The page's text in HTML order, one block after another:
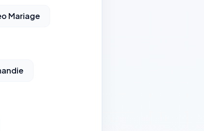
Mariage